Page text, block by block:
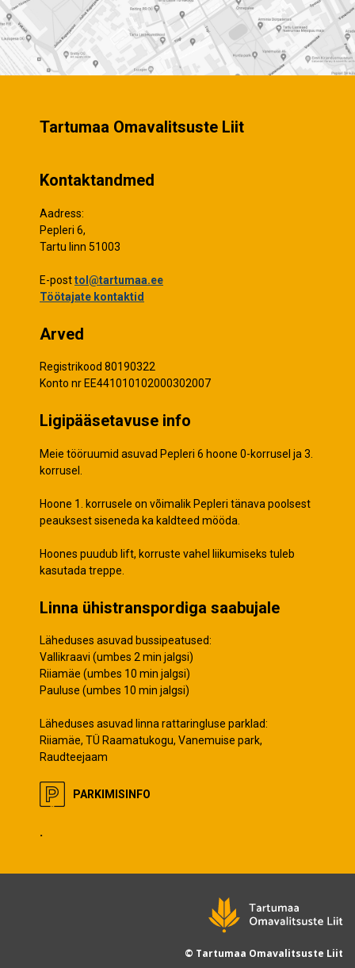
Tartumaa Omavalitsuste Liit
Kontaktandmed
Aadress:
Pepleri 6,
Tartu linn 51003
E-posttol@tartumaa.ee
Töötajate kontaktid
Arved
Registrikood 80190322
Konto nr EE441010102000302007
Ligipääsetavuse info
Meie tööruumid asuvad Pepleri 6 hoone 0-korrusel ja 3.
korrusel.
Hoone 1. korrusele on võimalik Pepleri tänava poolsest
peauksest siseneda ka kaldteed mööda.
Hoones puudub lift, korruste vahel liikumiseks tuleb
kasutada treppe.
Linna ühistranspordiga saabujale
Läheduses asuvad bussipeatused:
Vallikraavi (umbes 2 min jalgsi)
Riiamäe (umbes 10 min jalgsi)
Pauluse (umbes 10 min jalgsi)
Läheduses asuvad linna rattaringluse parklad:
Riiamäe, TÜ Raamatukogu, Vanemuise park,
Raudteejaam
PARKIMISINFO
.
© Tartumaa Omavalitsuste Liit